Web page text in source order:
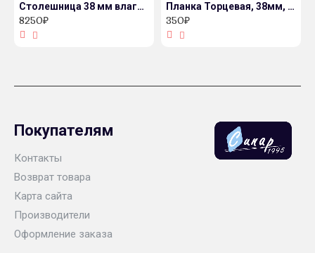
Столешница 38 мм влагостойкая декор 690/P Индийское дерево
8250₽
Планка Торцевая, 38мм, алюминий, 800мм с открытым завалом, матовая
350₽
Покупателям
Контакты
Возврат товара
Карта сайта
Производители
Оформление заказа